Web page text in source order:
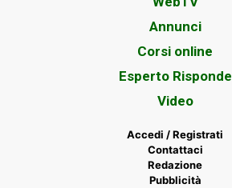
Annunci
Corsi online
Esperto Risponde
Video
Accedi / Registrati
Contattaci
Redazione
Pubblicità